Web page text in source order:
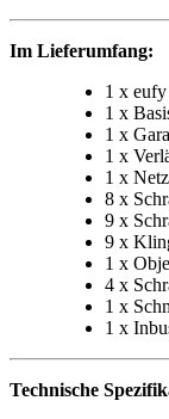
Im Lieferumfang:
1 x
1 x
1 x
1 x
1 x
8 x
9 x
9 x
1 x
4 x
1 x
1 x
Technische